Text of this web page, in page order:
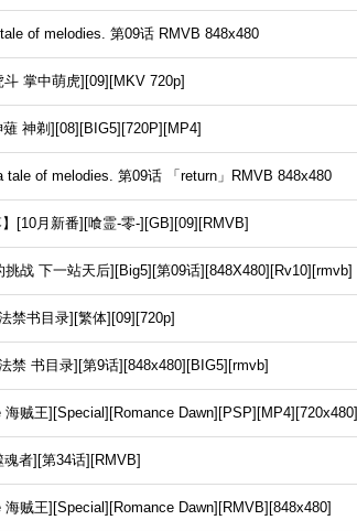
of melodies. 第09话 RMVB 848x480
掌中萌虎][09][MKV 720p]
神剃][08][BIG5][720P][MP4]
tale of melodies. 第09话 「return」RMVB 848x480
】[10月新番][喰霊-零-][GB][09][RMVB]
战 下一站天后][Big5][第09话][848X480][Rv10][rmvb]
禁书目录][繁体][09][720p]
禁 书目录][第9话][848x480][BIG5][rmvb]
贼王][Special][Romance Dawn][PSP][MP4][720x480]
者][第34话][RMVB]
贼王][Special][Romance Dawn][RMVB][848x480]